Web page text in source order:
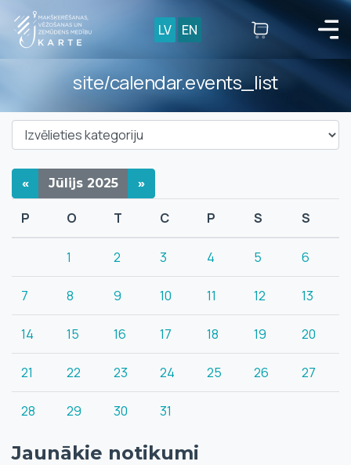
LV EN
site/calendar.events_list
« Jūlijs 2025 »
P O T C P S S
1 2 3 4 5 6
7 8 9 10 11 12 13
14 15 16 17 18 19 20
21 22 23 24 25 26 27
28 29 30 31
Jaunākie notikumi